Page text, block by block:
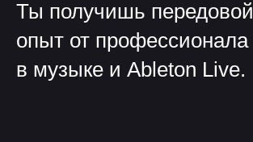
Ты получишь передовой
опыт от профессионала
в музыке и Ableton Live.